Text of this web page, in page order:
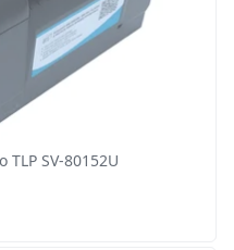
SV-80152U